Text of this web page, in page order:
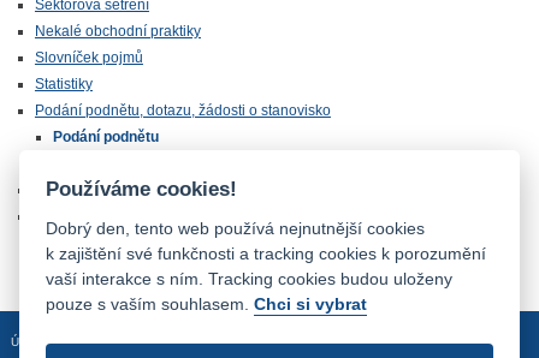
Sektorová šetření
Nekalé obchodní praktiky
Slovníček pojmů
Statistiky
Podání podnětu, dotazu, žádosti o stanovisko
Podání podnětu
Mezinárodní spolupráce
Úvodní stránka Mapa stránek Prohlášení o přístupnosti
Používáme cookies!
Dobrý den, tento web používá nejnutnější cookies
k zajištění své funkčnosti a tracking cookies k porozumění
vaší interakce s ním. Tracking cookies budou uloženy
pouze s vaším souhlasem.Chci si vybrat